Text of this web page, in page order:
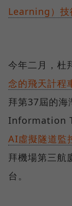
Learning）技
今年二月，杜
念的飛天計程
拜第37屆的
Information
AI虛擬隧道監
拜機場第三航
台。